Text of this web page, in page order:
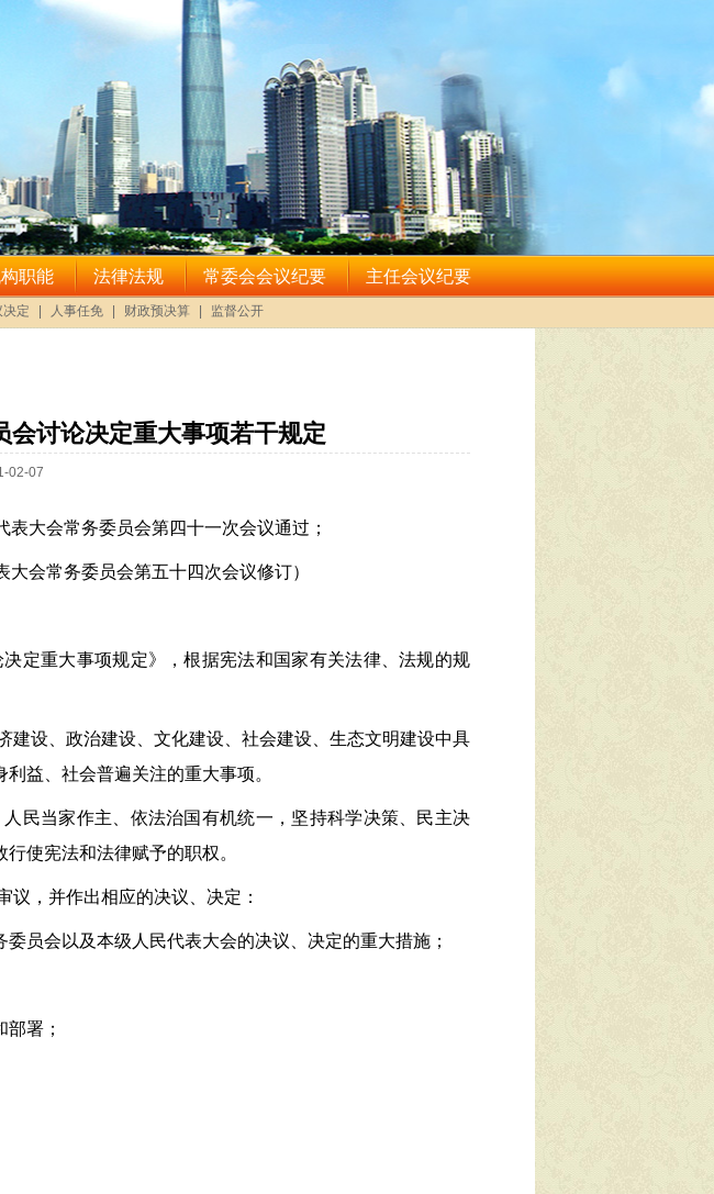
讨论决定重大事项若干规定
02-07
表大会常务委员会第四十一次会议通过；
大会常务委员会第五十四次会议修订）
定重大事项规定》，根据宪法和国家有关法律、法规的规
设、政治建设、文化建设、社会建设、生态文明建设中具
益、社会普遍关注的重大事项。
民当家作主、依法治国有机统一，坚持科学决策、民主决
使宪法和法律赋予的职权。
，并作出相应的决议、决定：
员会以及本级人民代表大会的决议、决定的重大措施；
署；